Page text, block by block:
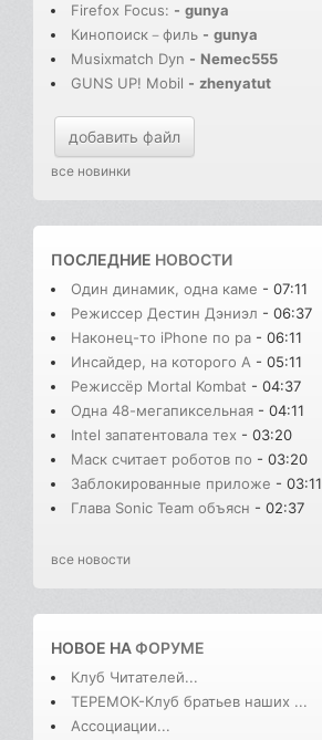
Firefox Focus: - gunya
Кинопоиск－филь - gunya
Musixmatch Dyn - Nemec555
GUNS UP! Mobil - zhenyatut
добавить файл
все новинки
ПОСЛЕДНИЕ НОВОСТИ
Один динамик, одна каме - 07:11
Режиссер Дестин Дэниэл - 06:37
Наконец-то iPhone по ра - 06:11
Инсайдер, на которого A - 05:11
Режиссёр Mortal Kombat - 04:37
Одна 48-мегапиксельная - 04:11
Intel запатентовала тех - 03:20
Маск считает роботов по - 03:20
Заблокированные приложе - 03:11
Глава Sonic Team объясн - 02:37
все новости
НОВОЕ НАФОРУМЕ
Клуб Читателей...
ТЕРЕМОК-Клуб братьев наших ...
Ассоциации...